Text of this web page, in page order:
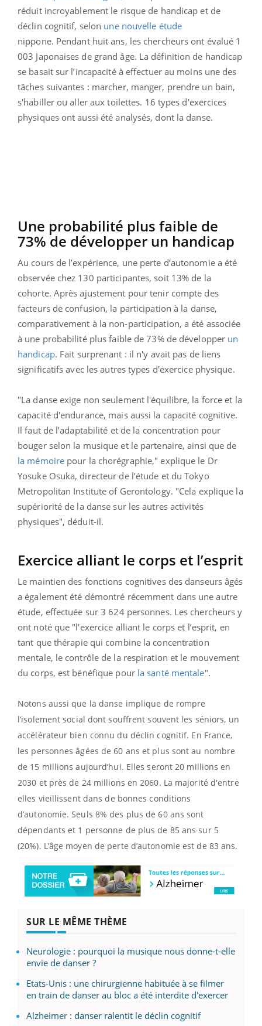
réduit incroyablement le risque de handicap et de
déclin cognitif, selon une nouvelle étude
nippone. Pendant huit ans, les chercheurs ont évalué 1
003 Japonaises de grand âge. La définition de handicap
se basait sur l’incapacité à effectuer au moins une des
tâches suivantes : marcher, manger, prendre un bain,
s'habiller ou aller aux toilettes. 16 types d'exercices
physiques ont aussi été analysés, dont la danse.
Une probabilité plus faible de
73% de développer un handicap
Au cours de l’expérience, une perte d’autonomie a été
observée chez 130 participantes, soit 13% de la
cohorte. Après ajustement pour tenir compte des
facteurs de confusion, la participation à la danse,
comparativement à la non-participation, a été associée
à une probabilité plus faible de 73% de développer un
handicap. Fait surprenant : il n'y avait pas de liens
significatifs avec les autres types d'exercice physique.
"La danse exige non seulement l'équilibre, la force et la
capacité d'endurance, mais aussi la capacité cognitive.
Il faut de l’adaptabilité et de la concentration pour
bouger selon la musique et le partenaire, ainsi que de
la mémoire pour la chorégraphie," explique le Dr
Yosuke Osuka, directeur de l’étude et du Tokyo
Metropolitan Institute of Gerontology. "Cela explique la
supériorité de la danse sur les autres activités
physiques", déduit-il.
Exercice alliant le corps et l’esprit
Le maintien des fonctions cognitives des danseurs âgés
a également été démontré récemment dans une autre
étude, effectuée sur 3 624 personnes. Les chercheurs y
ont noté que "l'exercice alliant le corps et l’esprit, en
tant que thérapie qui combine la concentration
mentale, le contrôle de la respiration et le mouvement
du corps, est bénéfique pour la santé mentale".
Notons aussi que la danse implique de rompre
l’isolement social dont souffrent souvent les séniors, un
accélérateur bien connu du déclin cognitif. En France,
les personnes âgées de 60 ans et plus sont au nombre
de 15 millions aujourd’hui. Elles seront 20 millions en
2030 et près de 24 millions en 2060. La majorité d'entre
elles vieillissent dans de bonnes conditions
d’autonomie. Seuls 8% des plus de 60 ans sont
dépendants et 1 personne de plus de 85 ans sur 5
(20%). L’âge moyen de perte d’autonomie est de 83 ans.
SUR LE MÊME THÈME
Neurologie : pourquoi la musique nous donne-t-elle
envie de danser ?
Etats-Unis : une chirurgienne habituée à se filmer
en train de danser au bloc a été interdite d'exercer
Alzheimer : danser ralentit le déclin cognitif